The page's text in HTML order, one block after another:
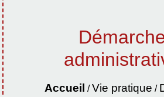
Accueil /Vie pratique /